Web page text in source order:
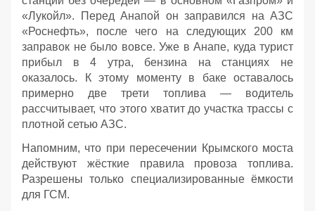
«Лукойл». Перед Анапой он заправился на АЗС
«Роснефть», после чего на следующих 200 км
заправок не было вовсе. Уже в Анапе, куда турист
прибыл в 4 утра, бензина на станциях не
оказалось. К этому моменту в баке оставалось
примерно две трети топлива — водитель
рассчитывает, что этого хватит до участка трассы с
плотной сетью АЗС.
Напомним, что при пересечении Крымского моста
действуют жёсткие правила провоза топлива.
Разрешены только специализированные ёмкости
для ГСМ.